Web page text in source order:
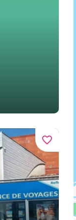
favorite_border